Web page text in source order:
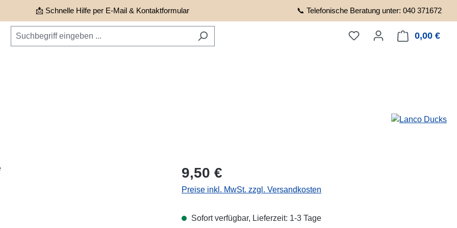
📩 Schnelle Hilfe per E-Mail & Kontaktformular 📞 Telefonische Beratung unter: 040 371672
0,00 €
Regulärer Preis:
9,50 €
Preise inkl. MwSt. zzgl. Versandkosten
Sofort verfügbar, Lieferzeit: 1-3 Tage